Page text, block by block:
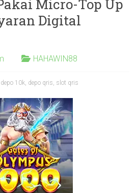
Micro-Top Up
Digital
HAHAWIN88
depo 10k depo qris slot qris